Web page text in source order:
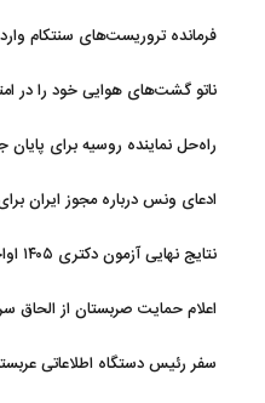
فرمانده تروریست‌های سنتکام
ناتو گشت‌های هوایی خود را در
راه‌حل نماینده روسیه برای پایان
ادعای ونس درباره مجوز ایران
نتایج نهایی آزمون دکتری ۱۴۰۵ اواخر مرداد اعلام می‌شود
اعلام حمایت صربستان از الحاق
سفر رئیس دستگاه اطلاعاتی